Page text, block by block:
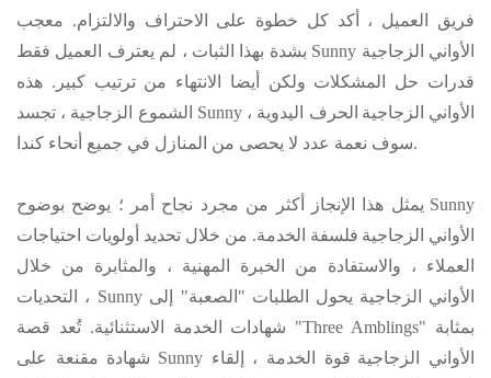
فريق العميل ، أكد كل خطوة على الاحتراف والالتزام. معجب
Sunny الأواني الزجاجية
قدرات حل المشكلات ولكن أيضا الانتهاء من ترتيب كبير. هذه
Sunny الأواني الزجاجية الحرف اليدوية ،
سوف نعمة عدد لا يحصى من المنازل في جميع أنحاء كندا.
يمثل هذا الإنجاز أكثر من مجرد نجاح أمر ؛ يوضح بوضوح Sunny
الأواني الزجاجية فلسفة الخدمة. من خلال تحديد أولويات احتياجات
العملاء ، والاستفادة من الخبرة المهنية ، والمثابرة من خلال
التحديات ،
Sunny الأواني الزجاجية يحول الطلبات "الصعبة" إلى
شهادات الخدمة الاستثنائية. تُعد قصة "Three Amblings" بمثابة
شهادة مقنعة على
Sunny الأواني الزجاجية قوة الخدمة ، إلقاء